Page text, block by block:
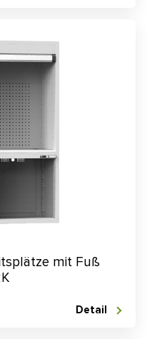
mit Fuß
Detail